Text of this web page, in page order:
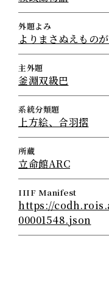
外題よみ
よりまさぬえもの
主外題
釜淵双級巴
系統分類題
上方絵、合羽摺
所蔵
立命館ARC
IIIF Manifest
https://
00001548.json